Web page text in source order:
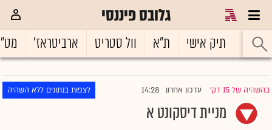
גלובס פיננסי
ראשי תיק אישי ת"א וול סטריט ארביטראז'
בהשהיה של 15 דק' |עדכון אחרון 14:28 לצפות בנתונים ללא השהיה
מניית דיסקונט א